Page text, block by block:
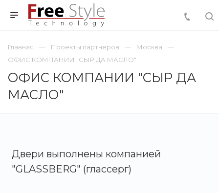
Главная Проекты партнеров
Москва
ОФИС КОМПАНИИ "СЫР ДА МАСЛО"
ОФИС КОМПАНИИ "СЫР ДА
МАСЛО"
Двери выполнены компанией
"GLASSBERG" (глассерг)